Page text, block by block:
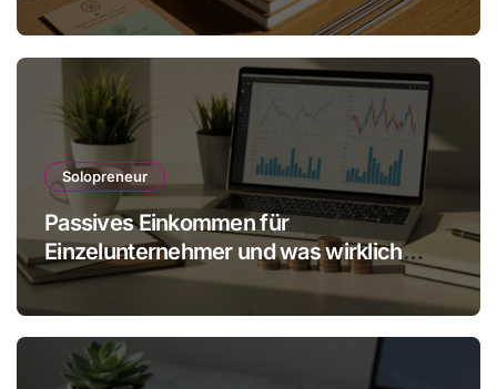
Solopreneur
Passives Einkommen für
Einzelunternehmer und was wirklich
realistisch ist